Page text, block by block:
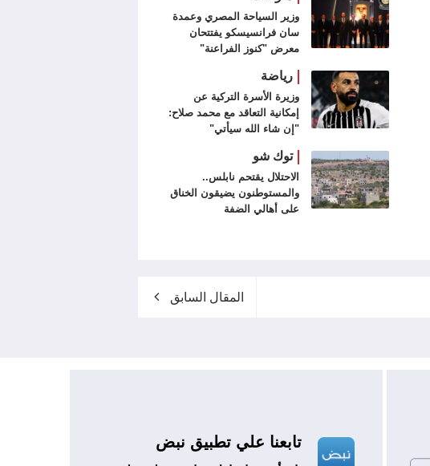
وزير السياحة المصري وعمدة
سان فرانسيسكو يفتتحان
معرض "كنوز الفراعنة"
رياضة
وزيرة الأسرة التركية عن
إمكانية التعاقد مع محمد صلاح:
"إن شاء الله سيأتي"
توك شو
الاحتلال يقتحم نابلس..
والمستوطنون يضيقون الخناق
على أهالي الضفة
المقال السابق
تابعنا علي تطبيق نبض